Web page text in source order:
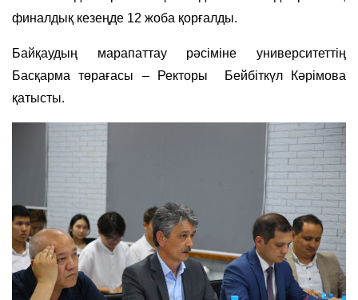
финалдық кезеңде 12 жоба қорғалды.
Байқаудың марапаттау рәсіміне университеттің
Басқарма төрағасы – Ректоры Бейбіткүл Кәрімова
қатысты.